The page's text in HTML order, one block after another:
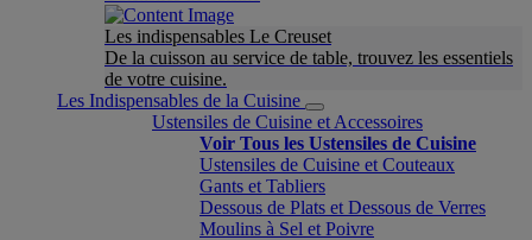
Les indispensables Le Creuset
De la cuisson au service de table, trouvez les essentiels
de votre cuisine.
Les Indispensables de la Cuisine
Ustensiles de Cuisine et Accessoires
Voir Tous les Ustensiles de Cuisine
Ustensiles de Cuisine et Couteaux
Gants et Tabliers
Dessous de Plats et Dessous de Verres
Moulins à Sel et Poivre